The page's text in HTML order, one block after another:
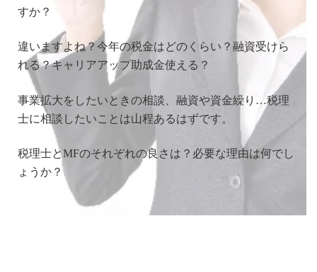
すか？
違いますよね？今年の税金はどのくらい？融資受けら
れる？キャリアアップ助成金使える？
事業拡大をしたいときの相談、融資や資金繰り…税理
士に相談したいことは山程あるはずです。
税理士とMFのそれぞれの良さは？必要な理由は何でし
ょうか？